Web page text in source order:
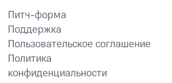
Питч-форма
Поддержка
Пользовательское соглашение
Политика
конфиденциальности